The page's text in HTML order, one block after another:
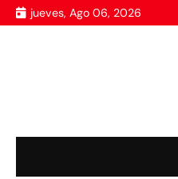
Skip
to
jueves, Ago 06, 2026